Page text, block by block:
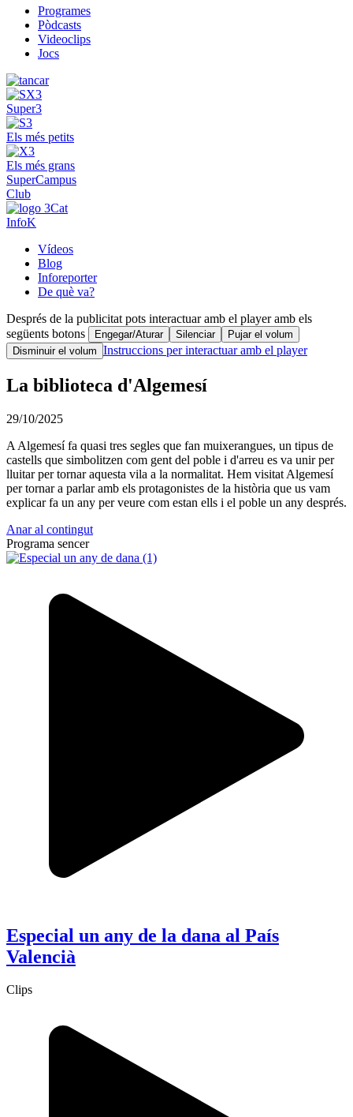
Programes
Pòdcasts
Videoclips
Jocs
Super3
Els més petits
Els més grans
SuperCampus
Club
InfoK
Vídeos
Blog
Inforeporter
De què va?
Després de la publicitat pots interactuar amb el player amb els
següents botons
Engegar/Aturar Silenciar
Pujar el volum
Disminuir el volum Instruccions per interactuar amb el player
La biblioteca d'Algemesí
29/10/2025
A Algemesí fa quasi tres segles que fan muixerangues, un tipus de
castells que simbolitzen com gent del poble i d'arreu es va unir per
lluitar per tornar aquesta vila a la normalitat. Hem visitat Algemesí
per tornar a parlar amb els protagonistes de la història que us vam
explicar fa un any per veure com estan ells i el poble un any després.
Anar al contingut
Programa sencer
Especial un any de la dana al País
Valencià
Clips